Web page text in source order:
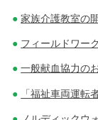
家族介護教室の
フィールドワー
一般献血協力の
「福祉車両運転